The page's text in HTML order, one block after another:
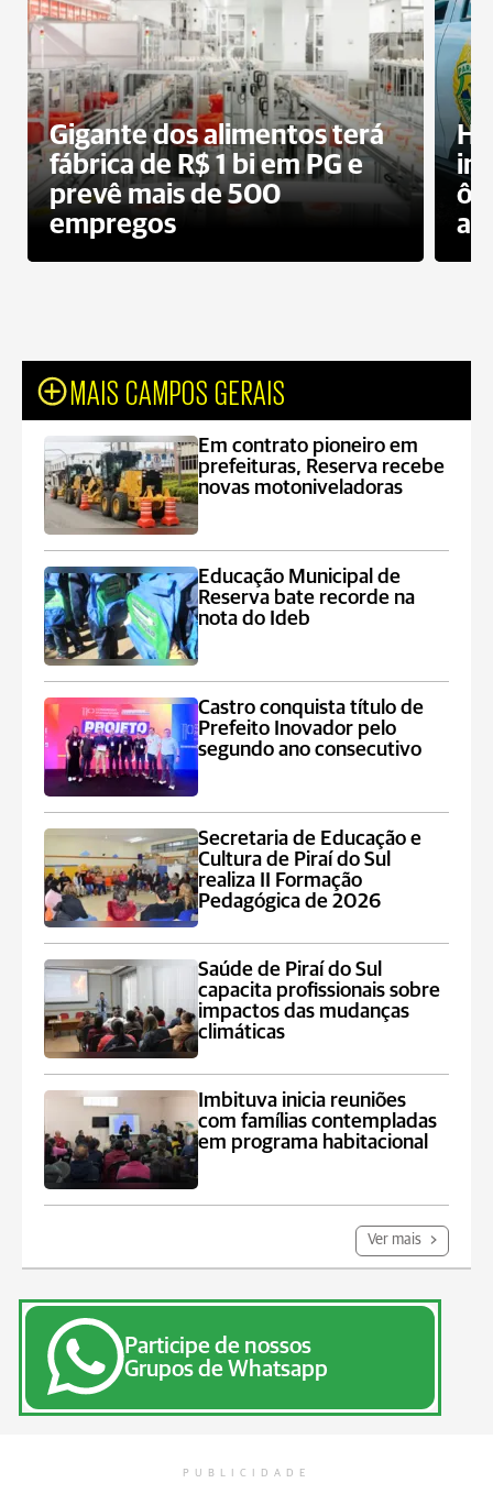
Gigante dos alimentos terá
fábrica de R$ 1 bi em PG e
prevê mais de 500
empregos
MAIS CAMPOS GERAIS
Em contrato pioneiro em
prefeituras, Reserva recebe
novas motoniveladoras
Educação Municipal de
Reserva bate recorde na
nota do Ideb
Castro conquista título de
Prefeito Inovador pelo
segundo ano consecutivo
Secretaria de Educação e
Cultura de Piraí do Sul
realiza II Formação
Pedagógica de 2026
Saúde de Piraí do Sul
capacita profissionais sobre
impactos das mudanças
climáticas
Imbituva inicia reuniões
com famílias contempladas
em programa habitacional
Ver mais
Participe de nossos
Grupos de Whatsapp
PUBLICIDADE